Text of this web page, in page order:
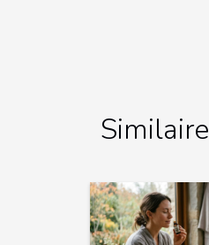
Similaire